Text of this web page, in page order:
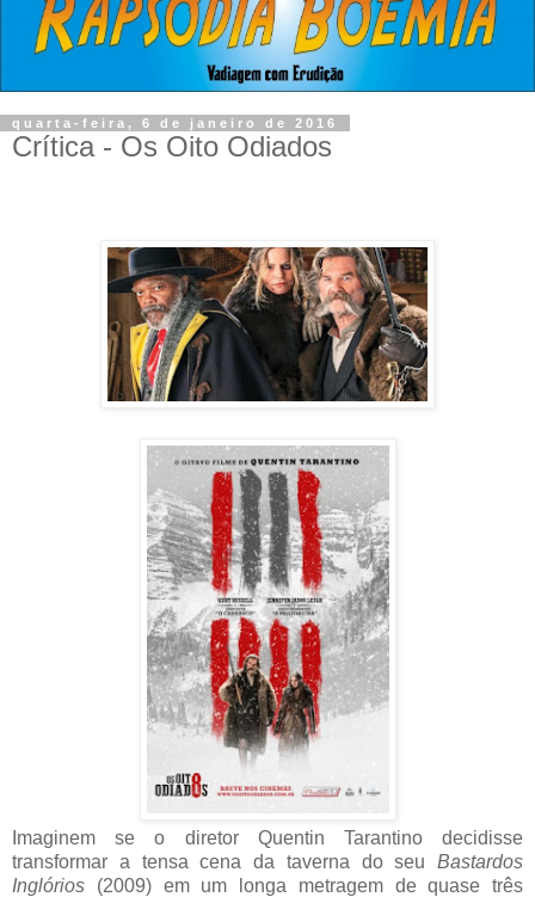
quarta-feira, 6 de janeiro de 2016
Crítica - Os Oito Odiados
Imaginem se o diretor Quentin Tarantino decidisse
transformar a tensa cena da taverna do seu Bastardos
Inglórios (2009) em um longa metragem de quase três